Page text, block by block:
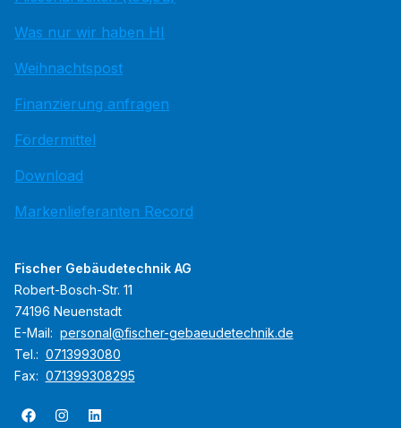
Was nur wir haben HI
Weihnachtspost
Finanzierung anfragen
Fördermittel
Download
Markenlieferanten Record
Fischer Gebäudetechnik AG
Robert-Bosch-Str. 11
74196 Neuenstadt
E-Mail: personal@fischer-gebaeudetechnik.de
Tel.: 0713993080
Fax: 071399308295